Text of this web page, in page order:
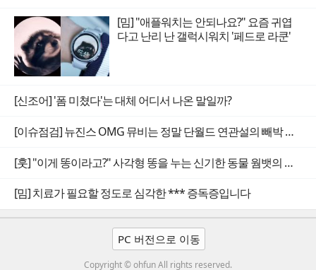
[밈] "애플워치는 안되나요?" 요즘 귀엽
다고 난리 난 갤럭시워치 '페드로 라쿤'
[신조어] '폼 미쳤다'는 대체 어디서 나온 말일까?
[이슈점검] 뉴진스 OMG 뮤비는 정말 단월드 연관설의 빼박 증거일까
[훗] "이게 똥이라고?" 사각형 똥을 누는 신기한 동물 웜뱃의 비밀
[밈] 치료가 필요할 정도로 심각한 *** 증독증입니다
PC 버전으로 이동
Copyright © ohfun All rights reserved.